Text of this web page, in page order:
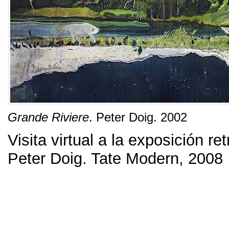
Grande Riviere. Peter Doig. 2002
Visita virtual a la exposición
Peter Doig. Tate Modern, 2008